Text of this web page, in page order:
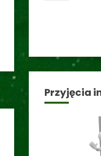
Przyjęcia